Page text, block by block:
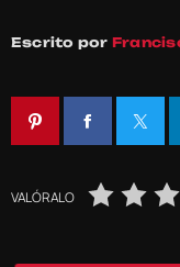
Escrito por
VALÓRALO